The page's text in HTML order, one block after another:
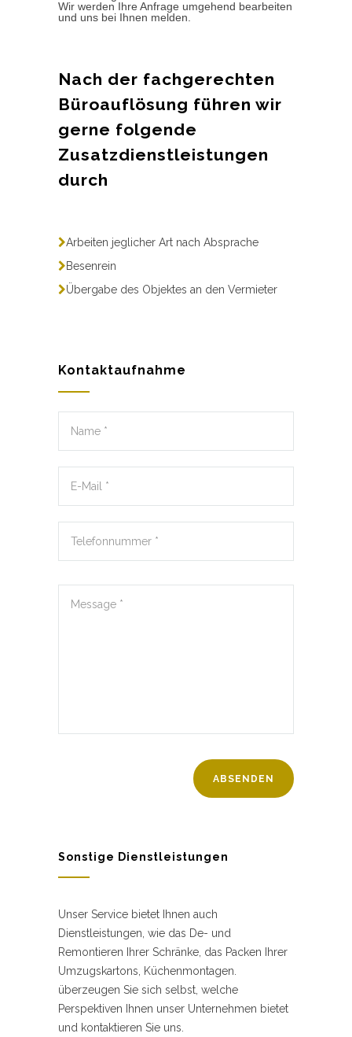
Wir werden Ihre Anfrage umgehend bearbeiten
und uns bei Ihnen melden.
Nach der fachgerechten
Büroauflösung führen wir
gerne folgende
Zusatzdienstleistungen
durch
Arbeiten jeglicher Art nach Absprache
Besenrein
Übergabe des Objektes an den Vermieter
Kontaktaufnahme
Sonstige Dienstleistungen
Unser Service bietet Ihnen auch
Dienstleistungen, wie das De- und
Remontieren Ihrer Schränke, das Packen Ihrer
Umzugskartons, Küchenmontagen.
überzeugen Sie sich selbst, welche
Perspektiven Ihnen unser Unternehmen bietet
und kontaktieren Sie uns.